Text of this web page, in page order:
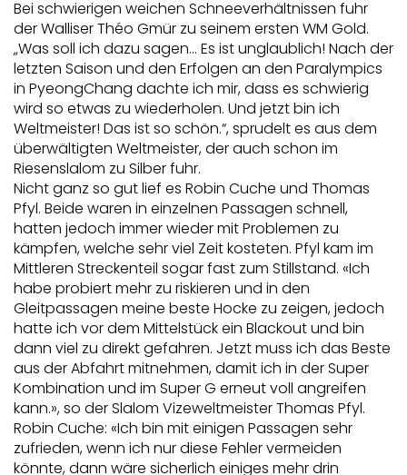
Bei schwierigen weichen Schneeverhältnissen fuhr
der Walliser Théo Gmür zu seinem ersten WM Gold.
„Was soll ich dazu sagen… Es ist unglaublich! Nach der
letzten Saison und den Erfolgen an den Paralympics
in PyeongChang dachte ich mir, dass es schwierig
wird so etwas zu wiederholen. Und jetzt bin ich
Weltmeister! Das ist so schön.“, sprudelt es aus dem
überwältigten Weltmeister, der auch schon im
Riesenslalom zu Silber fuhr.
Nicht ganz so gut lief es Robin Cuche und Thomas
Pfyl. Beide waren in einzelnen Passagen schnell,
hatten jedoch immer wieder mit Problemen zu
kämpfen, welche sehr viel Zeit kosteten. Pfyl kam im
Mittleren Streckenteil sogar fast zum Stillstand. «Ich
habe probiert mehr zu riskieren und in den
Gleitpassagen meine beste Hocke zu zeigen, jedoch
hatte ich vor dem Mittelstück ein Blackout und bin
dann viel zu direkt gefahren. Jetzt muss ich das Beste
aus der Abfahrt mitnehmen, damit ich in der Super
Kombination und im Super G erneut voll angreifen
kann.», so der Slalom Vizeweltmeister Thomas Pfyl.
Robin Cuche: «Ich bin mit einigen Passagen sehr
zufrieden, wenn ich nur diese Fehler vermeiden
könnte, dann wäre sicherlich einiges mehr drin